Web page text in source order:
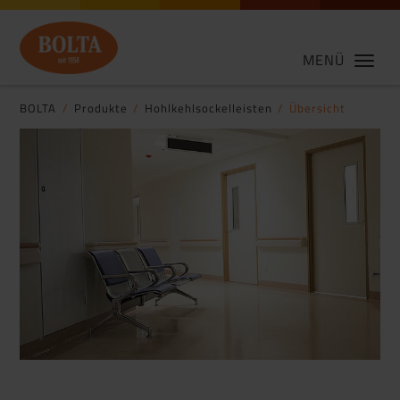
MENÜ
BOLTA Produkte Hohlkehlsockelleisten Übersicht